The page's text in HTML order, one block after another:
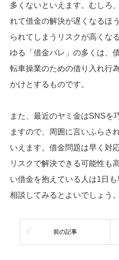
多くないといえます。むしろ
れて借金の解決が遅くなるほ
られてしまうリスクが高くな
ゆる「借金バレ」の多くは、
転車操業のための借り入れ行
かけとするものです。
また、最近のヤミ金はSNSを
ますので、周囲に言いふらさ
いえます。借金問題は早く対
リスクで解決できる可能性も
い借金を抱えている人は1日
相談してみるとよいでしょう。
前の記事